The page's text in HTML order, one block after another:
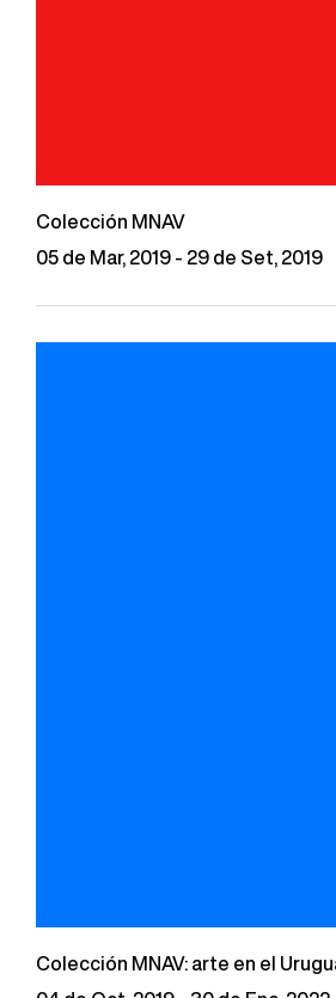
Colección MNAV
05 de Mar, 2019 - 29 de Set, 2019
Colección MNAV: arte en el